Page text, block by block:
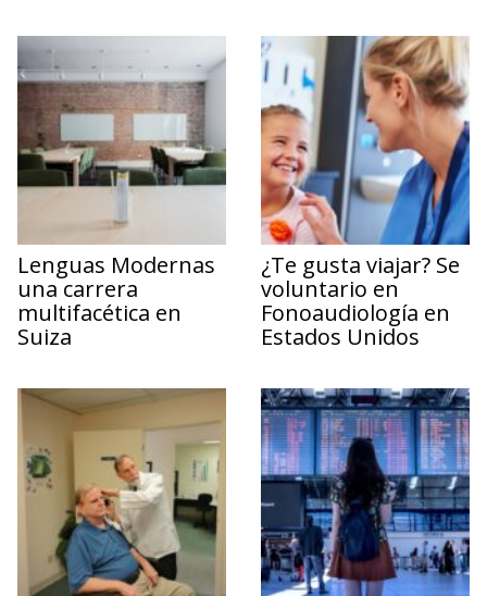
Lenguas Modernas
una carrera
multifacética en
Suiza
¿Te gusta viajar? Se
voluntario en
Fonoaudiología en
Estados Unidos